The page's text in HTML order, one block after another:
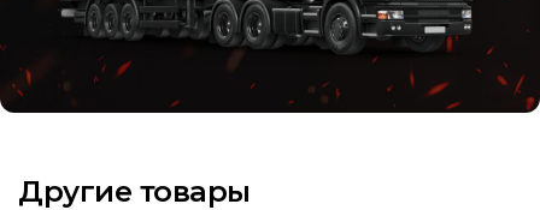
Другие товары